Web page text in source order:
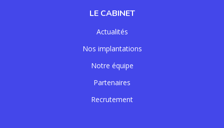
LE CABINET
Actualités
Nos implantations
Notre équipe
Partenaires
Recrutement